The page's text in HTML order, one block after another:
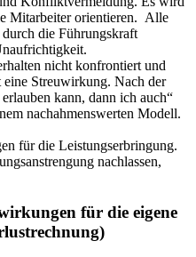
Mitarbeiter orientieren. Alle
die Führungskraft
nicht konfrontiert und
eine Streuwirkung. Nach der
kann, dann ich auch“
nachahmenswerten Modell.
für die Leistungserbringung.
nachlassen,
für die eigene